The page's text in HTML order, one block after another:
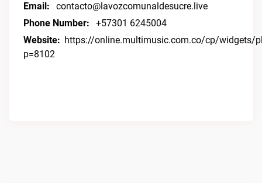
Email:
contacto@lavozcomunaldesucre.live
Phone Number:
+57301 6245004
Website: https://online.multimusic.com.co/cp/widgets/
p=8102